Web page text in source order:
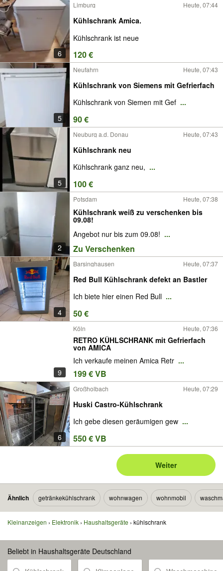
6
Limburg Heute, 07:44
Kühlschrank Amica.
Kühlschrank ist neue
120 €
5
Neufahrn Heute, 07:43
Kühlschrank von Siemens mit Gefrierfach
Kühlschrank von Siemen mit Gef ...
90 €
5
Neuburg a.d. Donau Heute, 07:43
Kühlschrank neu
Kühlschrank ganz neu, ...
100 €
2
Potsdam Heute, 07:38
Kühlschrank weiß zu verschenken bis
09.08!
Angebot nur bis zum 09.08! ...
Zu Verschenken
4
Barsinghausen Heute, 07:37
Red Bull Kühlschrank defekt an Bastler
Ich biete hier einen Red Bull ...
50 €
9
Köln Heute, 07:36
RETRO KÜHLSCHRANK mit Gefrierfach
von AMICA
Ich verkaufe meinen Amica Retr ...
199 € VB
6
Großholbach Heute, 07:29
Huski Castro-Kühlschrank
Ich gebe diesen geräumigen gew ...
550 € VB
Weiter
Ähnlich getränkekühlschrank wohnwagen wohnmobil
Kleinanzeigen Elektronik Haushaltsgeräte kühlschrank
Beliebt in Haushaltsgeräte Deutschland